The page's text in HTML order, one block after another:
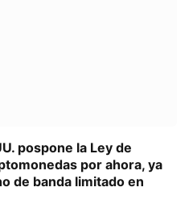
pospone la Ley de
por ahora, ya
de banda limitado en